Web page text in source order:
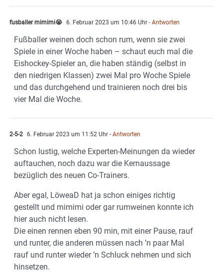
fusballer mimimi😭 6. Februar 2023 um 10:46 Uhr - Antworten
Fußballer weinen doch schon rum, wenn sie zwei
Spiele in einer Woche haben – schaut euch mal die
Eishockey-Spieler an, die haben ständig (selbst in
den niedrigen Klassen) zwei Mal pro Woche Spiele
und das durchgehend und trainieren noch drei bis
vier Mal die Woche.
2-5-2 6. Februar 2023 um 11:52 Uhr - Antworten
Schon lustig, welche Experten-Meinungen da wieder
auftauchen, noch dazu war die Kernaussage
bezüglich des neuen Co-Trainers.
Aber egal, LöweaD hat ja schon einiges richtig
gestellt und mimimi oder gar rumweinen konnte ich
hier auch nicht lesen.
Die einen rennen eben 90 min, mit einer Pause, rauf
und runter, die anderen müssen nach ’n paar Mal
rauf und runter wieder ’n Schluck nehmen und sich
hinsetzen.